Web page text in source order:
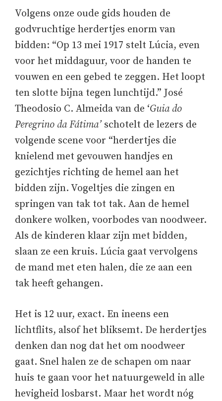
Volgens onze oude gids houden de
godvruchtige herdertjes enorm van
bidden: “Op 13 mei 1917 stelt Lúcia, even
voor het middaguur, voor de handen te
vouwen en een gebed te zeggen. Het loopt
ten slotte bijna tegen lunchtijd.” José
Theodosio C. Almeida van de ‘Guia do
Peregrino da Fátima’ schotelt de lezers de
volgende scene voor “herdertjes die
knielend met gevouwen handjes en
gezichtjes richting de hemel aan het
bidden zijn. Vogeltjes die zingen en
springen van tak tot tak. Aan de hemel
donkere wolken, voorbodes van noodweer.
Als de kinderen klaar zijn met bidden,
slaan ze een kruis. Lúcia gaat vervolgens
de mand met eten halen, die ze aan een
tak heeft gehangen.
Het is 12 uur, exact. En ineens een
lichtflits, alsof het bliksemt. De herdertjes
denken dan nog dat het om noodweer
gaat. Snel halen ze de schapen om naar
huis te gaan voor het natuurgeweld in alle
hevigheid losbarst. Maar het wordt nóg